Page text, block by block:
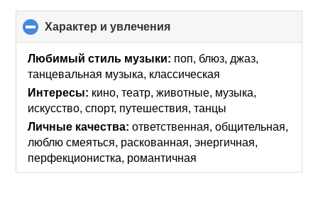
Характер и увлечения
to
collapse
contents
Любимый стиль музыки: поп, блюз, джаз,
танцевальная музыка, классическая
Интересы: кино, театр, животные, музыка,
искусcтво, спорт, путешествия, танцы
Личные качества: ответственная, общительная,
люблю смеяться, раскованная, энергичная,
перфекционистка, романтичная